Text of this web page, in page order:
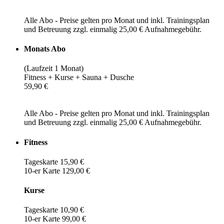
Alle Abo - Preise gelten pro Monat und inkl. Trainingsplan
und Betreuung zzgl. einmalig 25,00 € Aufnahmegebühr.
Monats Abo
(Laufzeit 1 Monat)
Fitness + Kurse + Sauna + Dusche
59,90 €
Alle Abo - Preise gelten pro Monat und inkl. Trainingsplan
und Betreuung zzgl. einmalig 25,00 € Aufnahmegebühr.
Fitness
Tageskarte 15,90 €
10-er Karte 129,00 €
Kurse
Tageskarte 10,90 €
10-er Karte 99,00 €